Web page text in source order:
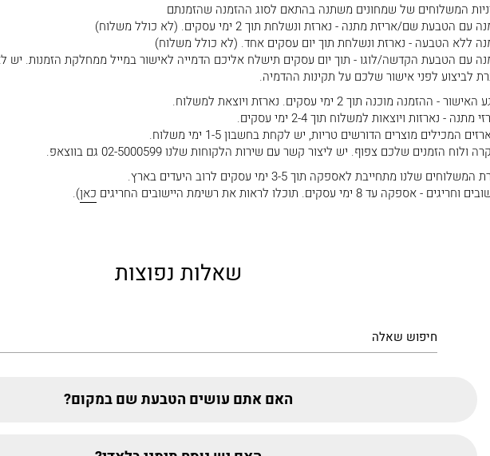
המשלוחים של שמחונים משתנה בהתאם לסוג ההזמנה שהזמנתם
עם הטבעת שם/אריזת מתנה - נארזת ונשלחת תוך 2 ימי עסקים. (לא כולל משלוח)
ללא הטבעה - נארזת ונשלחת תוך יום עסקים אחד. (לא כולל משלוח)
עם הטבעת הקדשה/לוגו - תוך יום עסקים תישלח אליכם הדמייה לאישור במייל ממחלקת הזמנות. יש
לביצוע לפני אישור שלכם על תקינות ההדמיה.
- ההזמנה מוכנה תוך 2 ימי עסקים. נארזת ויוצאת למשלוח.
מתנה - נארזות ויוצאות למשלוח תוך 2-4 ימי עסקים.
המכילים מוצרים הדורשים טריות, יש לקחת בחשבון 1-5 ימי משלוח.
ולוח הזמנים שלכם צפוף. יש ליצור קשר עם שירות הלקוחות שלנו 02-5000599 גם בווצאפ.
שלנו מתחייבת לאספקה תוך 3-5 ימי עסקים לרוב היעדים בארץ.
- אספקה עד 8 ימי עסקים. תוכלו לראות את רשימת היישובים החריגים
כאן).
שאלות נפוצות
האם אתם עושים הטבעת שם במקום?